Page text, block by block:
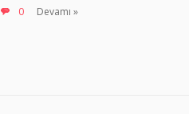
0 Devamı »